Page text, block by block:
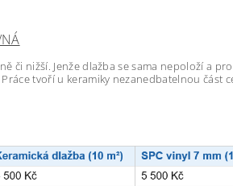
či nižší. Jenže dlažba se sama nepoloží a
tvoří u keramiky nezanedbatelnou část